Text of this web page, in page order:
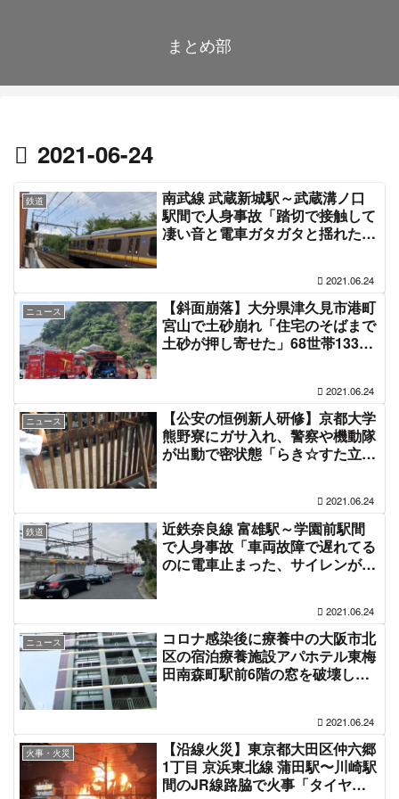
まとめ部
2021-06-24
鉄道
南武線 武蔵新城駅～武蔵溝ノ口
駅間で人身事故「踏切で接触して
凄い音と電車ガタガタと揺れた、
2021.06.24
ニュース
【斜面崩落】大分県津久見市港町
宮山で土砂崩れ「住宅のそばまで
土砂が押し寄せた」68世帯133人
2021.06.24
ニュース
【公安の恒例新人研修】京都大学
熊野寮にガサ入れ、警察や機動隊
が出動で密状態「らき☆すた立て
2021.06.24
鉄道
近鉄奈良線 富雄駅～学園前駅間
で人身事故「車両故障で遅れてる
のに電車止まった、サイレンがす
2021.06.24
ニュース
コロナ感染後に療養中の大阪市北
区の宿泊療養施設アパホテル東梅
田南森町駅前6階の窓を破壊し逃
2021.06.24
火事・火災
【沿線火災】東京都大田区仲六郷
1丁目 京浜東北線 蒲田駅〜川崎駅
間のJR線路脇で火事「タイヤ公